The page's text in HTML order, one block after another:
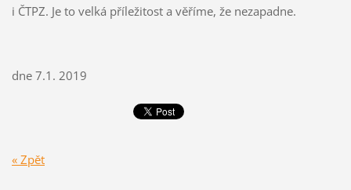
i ČTPZ. Je to velká příležitost a věříme, že nezapadne.
dne 7.1. 2019
« Zpět